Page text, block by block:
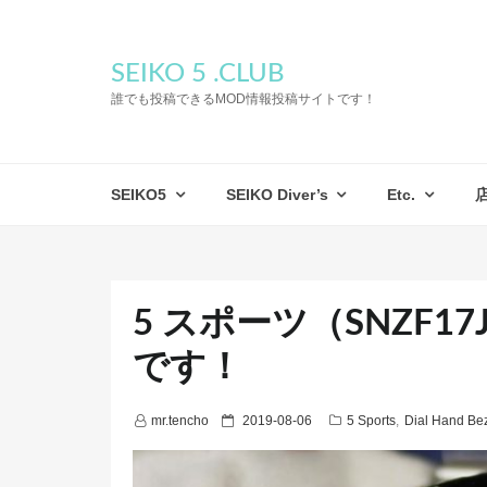
SEIKO 5 .CLUB
誰でも投稿できるMOD情報投稿サイトです！
SEIKO5 SEIKO Diver’s Etc.
5 スポーツ（
です！
mr.tencho
P 2019-08-06 5 Sports, Dial Hand